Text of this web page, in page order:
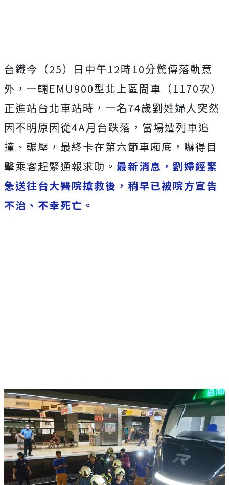
台鐵今（25）日中午12時10分驚傳落軌意
外，一輛EMU900型北上區間車（1170次）
正進站台北車站時，一名74歲劉姓婦人突然
因不明原因從4A月台跌落，當場遭列車追
撞、輾壓，最終卡在第六節車廂底，嚇得目
擊乘客趕緊通報求助。 最新消息，劉婦經緊
急送往台大醫院搶救後，稍早已被院方宣告
不治、不幸死亡。